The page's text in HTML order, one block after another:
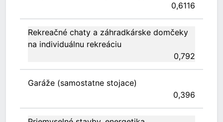
0,6116
Rekreačné chaty a záhradkárske domčeky
na individuálnu rekreáciu
0,792
Garáže (samostatne stojace)
0,396